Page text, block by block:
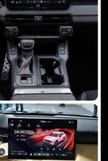
馬自達的業務也是
，就開始亂罵人，
from PTTopia --